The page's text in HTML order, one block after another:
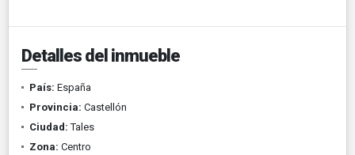
Detalles del inmueble
País: España
Provincia: Castellón
Ciudad: Tales
Zona: Centro